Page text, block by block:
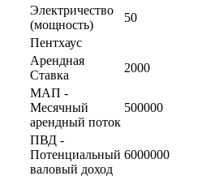
Электричество
(мощность)
50
Пентхаус
Арендная
Ставка
2000
МАП -
Месячный
арендный поток
500000
ПВД -
Потенциальный
валовый доход
6000000